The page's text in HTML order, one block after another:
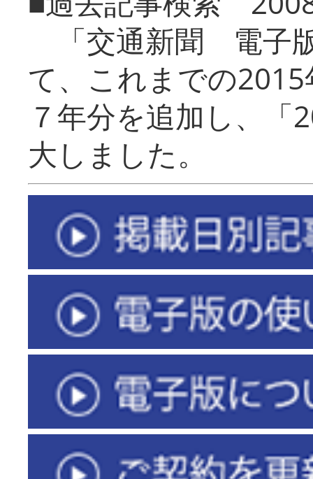
「交通新聞 電子
て、これまでの
７年分を追加し、「
大しまし